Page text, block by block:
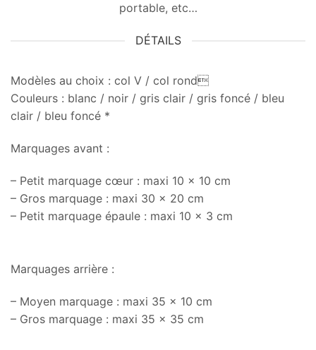
portable, etc…
DÉTAILS
Modèles au choix : col V / col rond
Couleurs : blanc / noir / gris clair / gris foncé / bleu
clair / bleu foncé *
Marquages avant :
– Petit marquage cœur : maxi 10 x 10 cm
– Gros marquage : maxi 30 x 20 cm
– Petit marquage épaule : maxi 10 x 3 cm
Marquages arrière :
– Moyen marquage : maxi 35 x 10 cm
– Gros marquage : maxi 35 x 35 cm